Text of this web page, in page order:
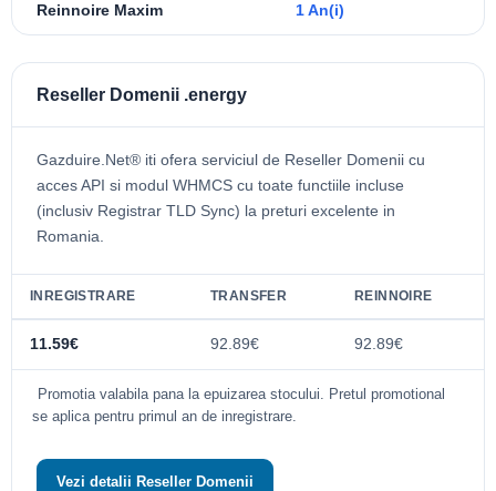
Reinnoire Maxim 1 An(i)
Reseller Domenii .energy
Gazduire.Net® iti ofera serviciul de Reseller Domenii cu
acces API si modul WHMCS cu toate functiile incluse
(inclusiv Registrar TLD Sync) la preturi excelente in
Romania.
INREGISTRARE TRANSFER REINNOIRE
11.59€ 92.89€ 92.89€
Promotia valabila pana la epuizarea stocului. Pretul promotional
se aplica pentru primul an de inregistrare.
Vezi detalii Reseller Domenii